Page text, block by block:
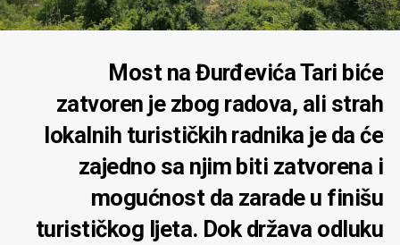
Most na Đurđevića Tari biće
zatvoren je zbog radova, ali strah
lokalnih turističkih radnika je da će
zajedno sa njim biti zatvorena i
mogućnost da zarade u finišu
turističkog ljeta. Dok država odluku